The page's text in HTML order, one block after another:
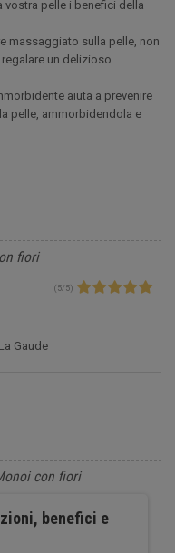
vostra pelle i benefici della
massaggiato sulla pelle, non
un delizioso
aiuta a prevenire
pelle, ammorbidendola e
fiori
( 5/ 5)
Gaude
con fiori
benefici e